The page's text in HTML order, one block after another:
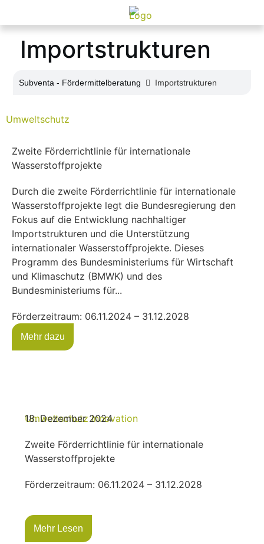
Importstrukturen
Subventa ‐ Fördermittelberatung Importstrukturen
Umweltschutz
Zweite Förderrichtlinie für internationale
Wasserstoffprojekte
Durch die zweite Förderrichtlinie für internationale
Wasserstoffprojekte legt die Bundesregierung den
Fokus auf die Entwicklung nachhaltiger
Importstrukturen und die Unterstützung
internationaler Wasserstoffprojekte. Dieses
Programm des Bundesministeriums für Wirtschaft
und Klimaschutz (BMWK) und des
Bundesministeriums für...
Förderzeitraum: 06.11.2024 – 31.12.2028
Mehr dazu
Umweltschutz Innovation
18. Dezember 2024
Zweite Förderrichtlinie für internationale
Wasserstoffprojekte
Förderzeitraum: 06.11.2024 – 31.12.2028
Mehr Lesen